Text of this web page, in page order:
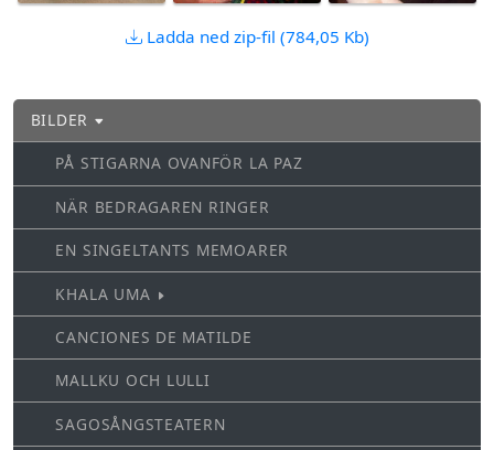
Ladda ned zip-fil (784,05 Kb)
BILDER
PÅ STIGARNA OVANFÖR LA PAZ
NÄR BEDRAGAREN RINGER
EN SINGELTANTS MEMOARER
KHALA UMA
CANCIONES DE MATILDE
MALLKU OCH LULLI
SAGOSÅNGSTEATERN